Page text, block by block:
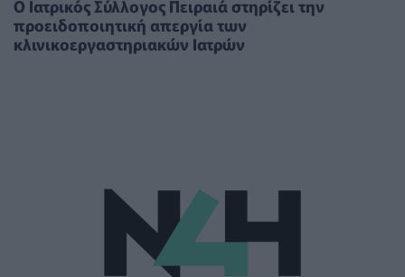
Ο Ιατρικός Σύλλογος Πειραιά στηρίζει την
προειδοποιητική απεργία των
κλινικοεργαστηριακών Ιατρών